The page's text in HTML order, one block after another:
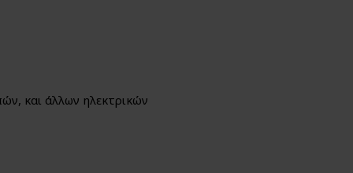
και άλλων ηλεκτρικών